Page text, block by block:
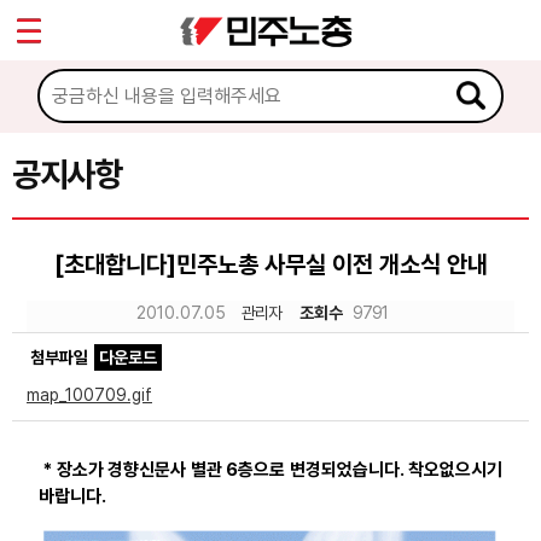
공지사항
[초대합니다]민주노총 사무실 이전 개소식 안내
2010.07.05 관리자 조회수 9791
첨부파일
다운로드
map_100709.gif
* 장소가 경향신문사 별관 6층으로 변경되었습니다. 착오없으시기
바랍니다.
마이페이지
소개
소식
공지사항
성명·보도
노동상담
부설기관
Sketchbook5, 스케치북5
Sketchbook5, 스케치북5